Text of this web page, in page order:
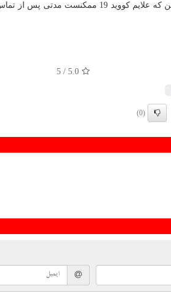
اما باید این نکته را در نظر داشت که با توجه به
5.0
/ 5
(0)